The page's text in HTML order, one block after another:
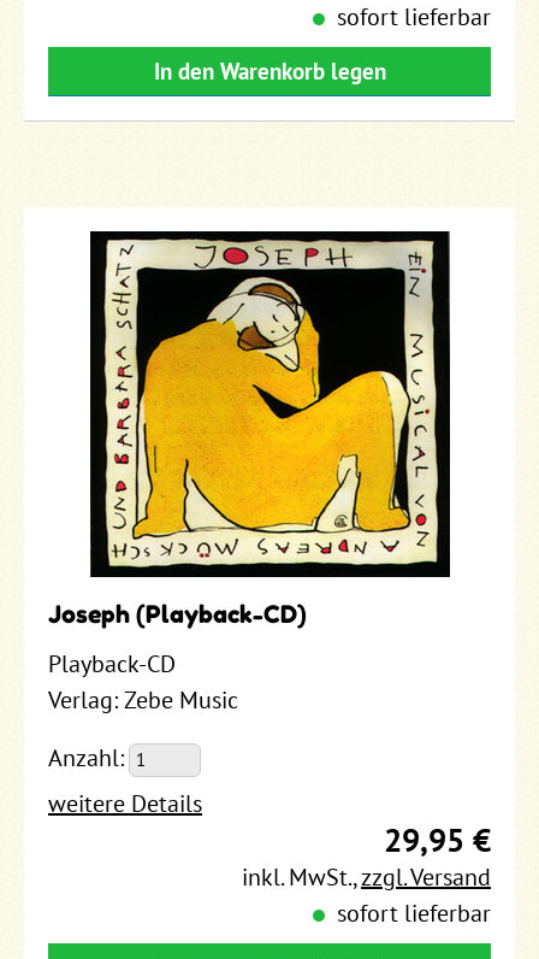
sofort lieferbar
In den Warenkorb legen
Joseph (Playback-CD)
Playback-CD
Verlag: Zebe Music
Anzahl:
weitere Details
29,95 €
inkl. MwSt.,zzgl. Versand
sofort lieferbar